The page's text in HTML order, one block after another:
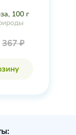
100 г
367 ₽